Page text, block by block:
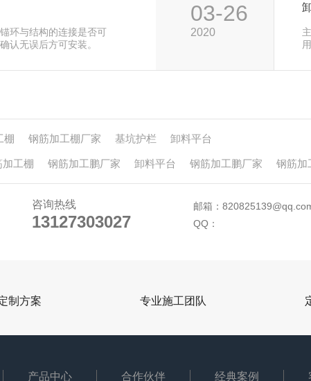
环与结构的连接是否可
认无误后方可安装。
03-26
2020
棚 钢筋加工棚厂家 基坑护栏 卸料平台
加工棚 钢筋加工鹏厂家 卸料平台 钢筋加工鹏厂家 钢筋加
咨询热线
13127303027
13127303027
邮箱：
QQ：
制方案 专业施工团队
产品中心 合作伙伴 经典案例